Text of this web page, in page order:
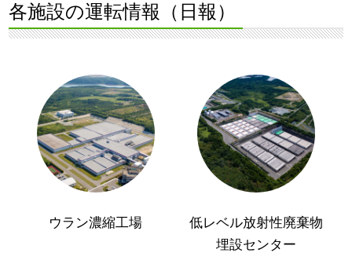
各施設の運転情報（日報）
ウラン濃縮工場
低レベル放射性廃棄物
埋設センター